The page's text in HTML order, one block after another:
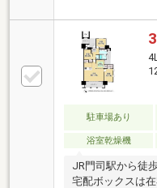
焚機能が付いて
ましたら、ぜひ
当社スタッフが
す。
駐車場あり
浴室乾燥機
JR門司駅から徒
宅配ボックスは